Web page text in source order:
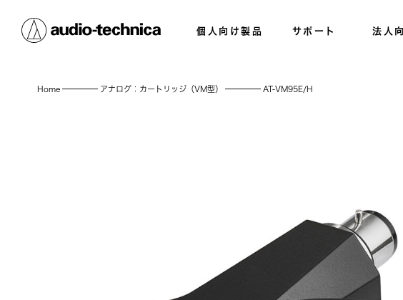
個人向け製品 サポート 法人
Home アナログ：カートリッジ（VM型） AT-VM95E/H